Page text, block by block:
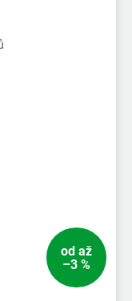
od až
–3 %